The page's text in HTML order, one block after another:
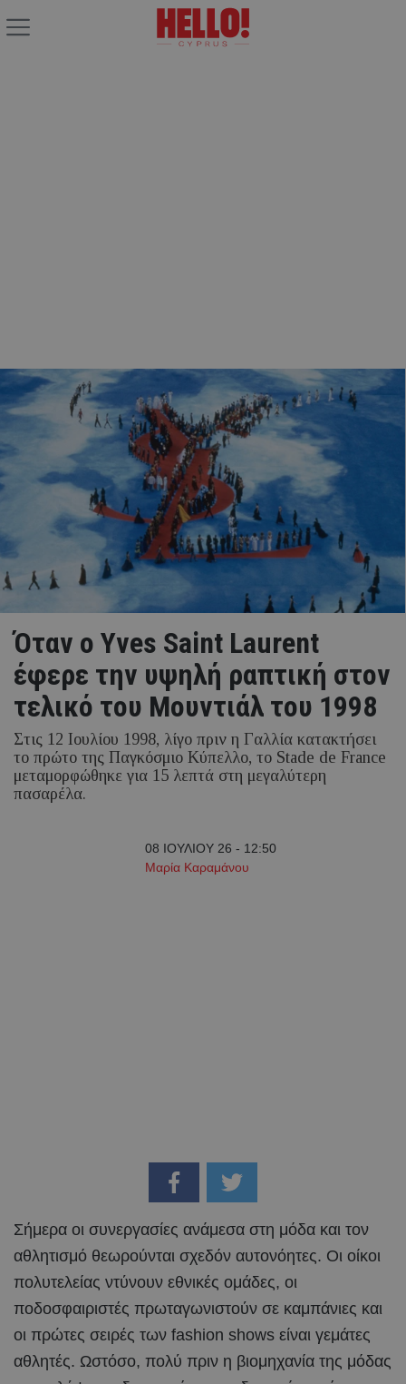
Όταν ο Yves Saint Laurent
έφερε την υψηλή ραπτική στον
τελικό του Μουντιάλ του 1998
Στις 12 Ιουλίου 1998, λίγο πριν η Γαλλία κατακτήσει
το πρώτο της Παγκόσμιο Κύπελλο, το Stade de France
μεταμορφώθηκε για 15 λεπτά στη μεγαλύτερη
πασαρέλα.
08 ΙΟΥΛΙΟΥ 26 - 12:50
Μαρία Καραμάνου
Σήμερα οι συνεργασίες ανάμεσα στη μόδα και τον
αθλητισμό θεωρούνται σχεδόν αυτονόητες. Οι οίκοι
πολυτελείας ντύνουν εθνικές ομάδες, οι
ποδοσφαιριστές πρωταγωνιστούν σε καμπάνιες και
οι πρώτες σειρές των fashion shows είναι γεμάτες
αθλητές. Ωστόσο, πολύ πριν η βιομηχανία της μόδας